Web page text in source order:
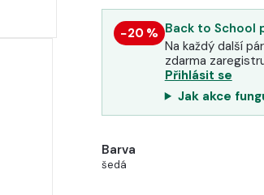
−20 % Back to School
Na každý další
zdarma
Přihlásit se
Jak akce
Barva
šedá